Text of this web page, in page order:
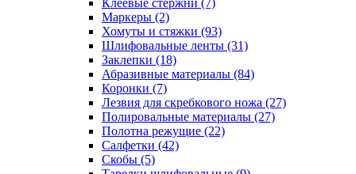
Клеевые стержни (7)
Маркеры (2)
Хомуты и стяжки (93)
Шлифовальные ленты (31)
Заклепки (18)
Абразивные материалы (84)
Коронки (7)
Лезвия для скребкового ножа (27)
Полировальные материалы (27)
Полотна режущие (22)
Салфетки (42)
Скобы (5)